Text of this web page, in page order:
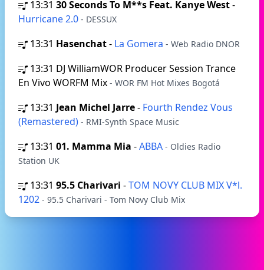
13:31 30 Seconds To M**s Feat. Kanye West-
Hurricane 2.0 - DESSUX
13:31 Hasenchat- La Gomera - Web Radio DNOR
13:31 DJ WilliamWOR Producer Session Trance
En Vivo WORFM Mix - WOR FM Hot Mixes Bogotá
13:31 Jean Michel Jarre- Fourth Rendez Vous
(Remastered) - RMI-Synth Space Music
13:31 01. Mamma Mia -ABBA - Oldies Radio
Station UK
13:31 95.5 Charivari -TOM NOVY CLUB MIX V*l.
1202 - 95.5 Charivari - Tom Novy Club Mix